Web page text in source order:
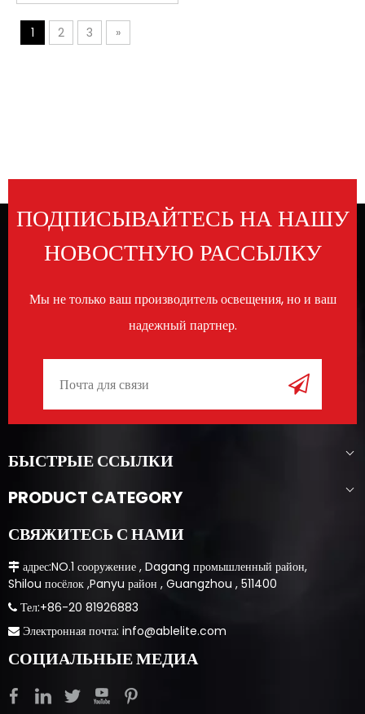
HEAD
1
2 3 »
ПОДПИСЫВАЙТЕСЬ НА НАШУ
НОВОСТНУЮ РАССЫЛКУ
Мы не только ваш производитель освещения, но и ваш
надежный партнер.
БЫСТРЫЕ ССЫЛКИ
PRODUCT CATEGORY
СВЯЖИТЕСЬ С НАМИ
 ​​​​​​ адрес:NO.1 сооружение , Dagang промышленный район,
Shilou посёлок ,Panyu район , Guangzhou , 511400
 ​​​​​ Тел:+86-20 81926883
 Электронная почта: info@ablelite.com
СОЦИАЛЬНЫЕ МЕДИА